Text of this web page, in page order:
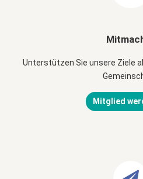
Unterstützen Sie unsere Ziele
Mitglied